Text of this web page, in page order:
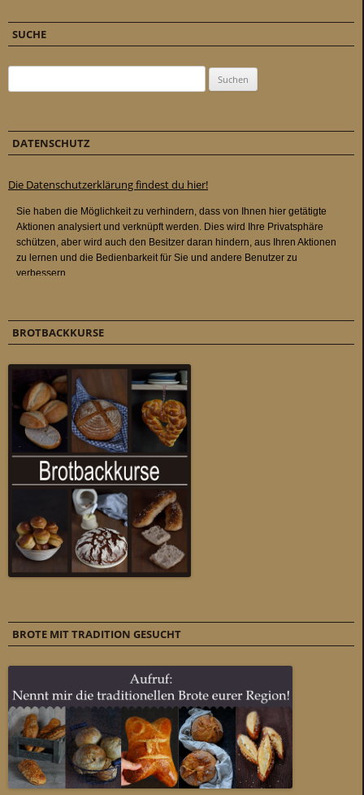
SUCHE
DATENSCHUTZ
Die Datenschutzerklärung findest du hier!
BROTBACKKURSE
BROTE MIT TRADITION GESUCHT